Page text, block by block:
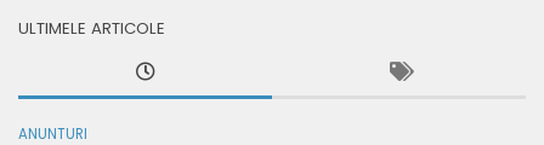
ULTIMELE ARTICOLE
ANUNTURI